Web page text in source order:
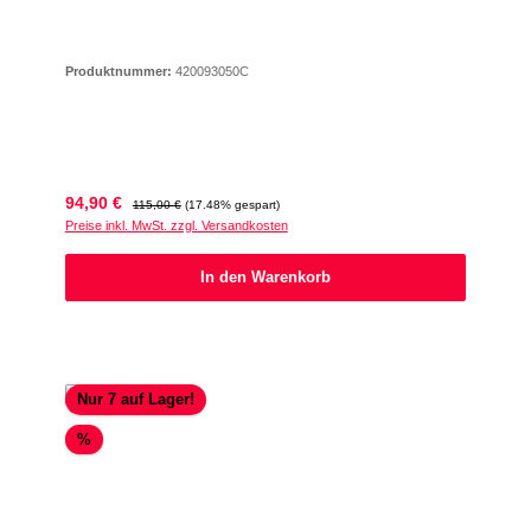
Produktnummer: 420093050C
Verkaufspreis:
94,90 € Regulärer Preis:
115,00 € (17.48% gespart)
Preise inkl. MwSt. zzgl. Versandkosten
In den Warenkorb
Nur 7 auf Lager!
%Rabatt